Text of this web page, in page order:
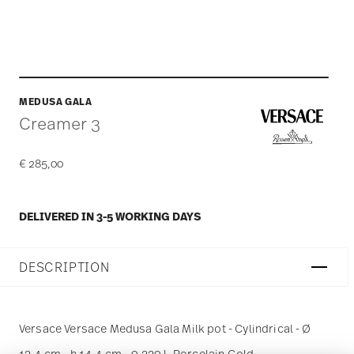
MEDUSA GALA
Creamer 3
€ 285,00
DELIVERED IN 3-5 WORKING DAYS
DESCRIPTION
Versace Versace Medusa Gala Milk pot - Cylindrical - Ø